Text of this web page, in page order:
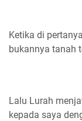
Ketika di
bukannya tanah
Lalu Lurah
kepada saya